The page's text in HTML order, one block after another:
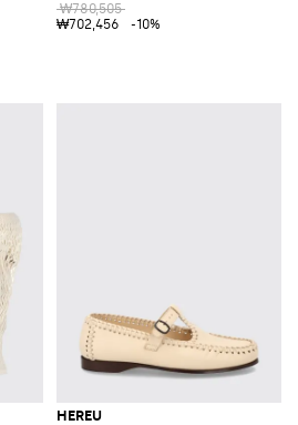
₩780,505
₩702,456
-10%
HEREU